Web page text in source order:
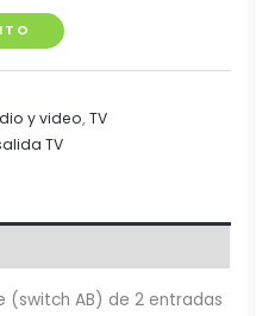
y video,TV
TV
(switch AB) de 2 entradas